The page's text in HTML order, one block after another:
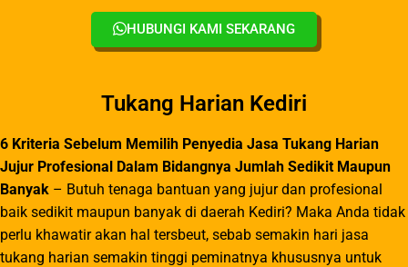
HUBUNGI KAMI SEKARANG
Tukang Harian Kediri
6 Kriteria Sebelum Memilih Penyedia Jasa Tukang Harian
Jujur Profesional Dalam Bidangnya Jumlah Sedikit Maupun
Banyak – Butuh tenaga bantuan yang jujur dan profesional
baik sedikit maupun banyak di daerah Kediri? Maka Anda tidak
perlu khawatir akan hal tersbeut, sebab semakin hari jasa
tukang harian semakin tinggi peminatnya khususnya untuk